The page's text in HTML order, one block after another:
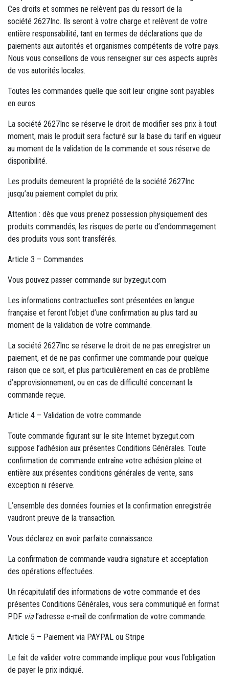
Ces droits et sommes ne relèvent pas du ressort de la
société 2627Inc. Ils seront à votre charge et relèvent de votre
entière responsabilité, tant en termes de déclarations que de
paiements aux autorités et organismes compétents de votre pays.
Nous vous conseillons de vous renseigner sur ces aspects auprès
de vos autorités locales.
Toutes les commandes quelle que soit leur origine sont payables
en euros.
La société 2627Inc se réserve le droit de modifier ses prix à tout
moment, mais le produit sera facturé sur la base du tarif en vigueur
au moment de la validation de la commande et sous réserve de
disponibilité.
Les produits demeurent la propriété de la société 2627Inc
jusqu’au paiement complet du prix.
Attention : dès que vous prenez possession physiquement des
produits commandés, les risques de perte ou d’endommagement
des produits vous sont transférés.
Article 3 – Commandes
Vous pouvez passer commande sur byzegut.com
Les informations contractuelles sont présentées en langue
française et feront l’objet d’une confirmation au plus tard au
moment de la validation de votre commande.
La société 2627Inc se réserve le droit de ne pas enregistrer un
paiement, et de ne pas confirmer une commande pour quelque
raison que ce soit, et plus particulièrement en cas de problème
d’approvisionnement, ou en cas de difficulté concernant la
commande reçue.
Article 4 – Validation de votre commande
Toute commande figurant sur le site Internet byzegut.com
suppose l’adhésion aux présentes Conditions Générales. Toute
confirmation de commande entraîne votre adhésion pleine et
entière aux présentes conditions générales de vente, sans
exception ni réserve.
L’ensemble des données fournies et la confirmation enregistrée
vaudront preuve de la transaction.
Vous déclarez en avoir parfaite connaissance.
La confirmation de commande vaudra signature et acceptation
des opérations effectuées.
Un récapitulatif des informations de votre commande et des
présentes Conditions Générales, vous sera communiqué en format
PDF vial’adresse e-mail de confirmation de votre commande.
Article 5 – Paiement via PAYPAL ou Stripe
Le fait de valider votre commande implique pour vous l’obligation
de payer le prix indiqué.